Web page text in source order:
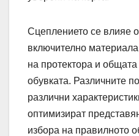
Сцеплението се влияе
включително
на протектора и общата
обувката. Различните
различни
оптимизират
избора на правилното